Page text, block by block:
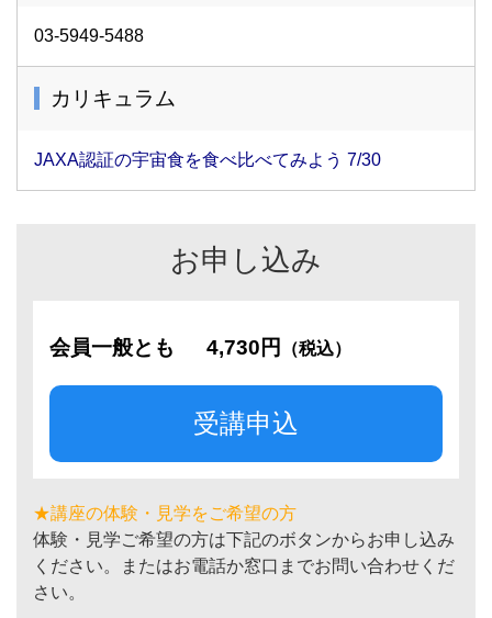
03-5949-5488
カリキュラム
JAXA認証の宇宙食を食べ比べてみよう 7/30
お申し込み
会員一般とも 4,730円 （税込）
受講申込
★講座の体験・見学をご希望の方
体験・見学ご希望の方は下記のボタンからお申し込み
ください。またはお電話か窓口までお問い合わせくだ
さい。